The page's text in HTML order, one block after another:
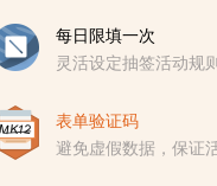
每日限填一次
灵活设定抽签活动规
表单验证码
避免虚假数据，保证